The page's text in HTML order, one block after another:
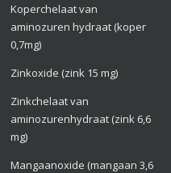
Koperchelaat van
aminozuren hydraat (koper
0,7mg)
Zinkoxide (zink 15 mg)
Zinkchelaat van
aminozurenhydraat (zink 6,6
mg)
Mangaanoxide (mangaan 3,6